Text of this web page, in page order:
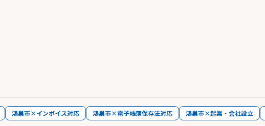
鴻巣市×インボイス対応 鴻巣市×電子帳簿保存法対応 鴻巣市×起業・会社設立